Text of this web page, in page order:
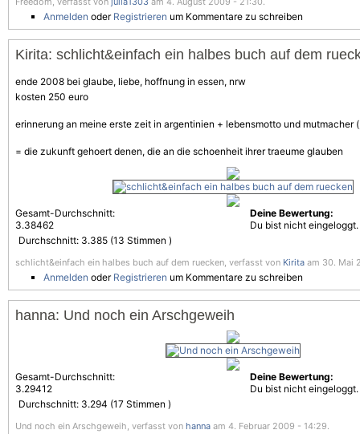
Anmelden oder Registrieren um Kommentare zu schreiben
Kirita: schlicht&einfach ein halbes buch auf dem
ende 2008 bei glaube, liebe, hoffnung in essen, nrw
kosten 250 euro
erinnerung an meine erste zeit in argentinien + lebensmotto und mutmacher
= die zukunft gehoert denen, die an die schoenheit ihrer traeume glauben
Gesamt-Durchschnitt:
3.38462
Durchschnitt: 3.385 (13 Stimmen )
Deine Bewertung:
Du bist nicht eingeloggt.
schlicht&einfach ein halbes buch auf dem ruecken, verfasst von Kirita am 30. Mai
Anmelden oder Registrieren um Kommentare zu schreiben
hanna: Und noch ein Arschgeweih
Gesamt-Durchschnitt:
3.29412
Durchschnitt: 3.294 (17 Stimmen )
Deine Bewertung:
Du bist nicht eingeloggt.
Und noch ein Arschgeweih, verfasst von hanna am 4. Februar 2009 - 14:29.